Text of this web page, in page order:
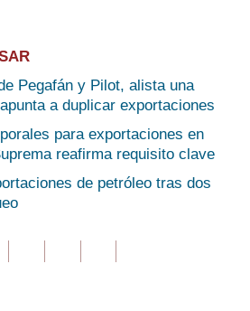
Pegafán y Pilot, alista una
a duplicar exportaciones
para exportaciones en
reafirma requisito clave
de petróleo tras dos